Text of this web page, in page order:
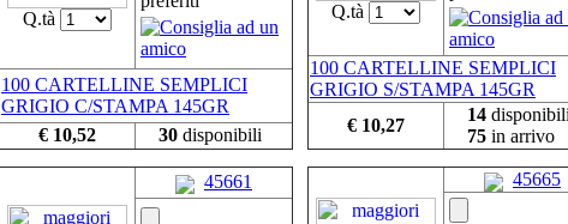
Q.tà
100 CARTELLINE SEMPLICI
GRIGIO C/STAMPA 145GR
€ 10,52
30 disponibili
Q.tà
100 CARTELLINE SEMPLICI
GRIGIO S/STAMPA 145GR
€ 10,27
14
75 in arrivo
45661 45665